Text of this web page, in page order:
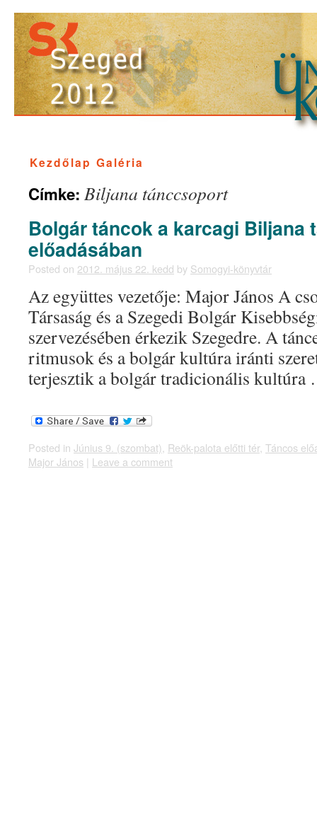
Kezdőlap Galéria
Címke: Biljana tánccsoport
Bolgár táncok a karcagi Biljana
előadásában
Posted on 2012. május 22. kedd by Somogyi-könyvtár
Az együttes vezetője: Major János A
Társaság és a Szegedi Bolgár
szervezésében érkezik Szegedre. A
ritmusok és a bolgár kultúra iránti
terjesztik a bolgár tradicionális
Posted in Június 9. (szombat), Reök-palota előtti tér, Táncos
Major János | Leave a comment